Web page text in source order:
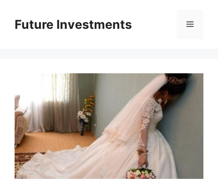
вмістуFuture Investments Меню